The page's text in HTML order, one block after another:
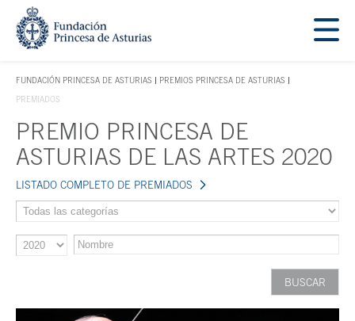
Saltar navegación. Ir directamente al contenido principal
FUNDACIÓN PRINCESA DE ASTURIAS
TECLA DE ACCESO 1
PREMIOS PRINCESA DE ASTURIAS
PREMIADOS
Contenido principal
PREMIO PRINCESA DE
ASTURIAS DE LAS ARTES 2020
LISTADO COMPLETO DE PREMIADOS